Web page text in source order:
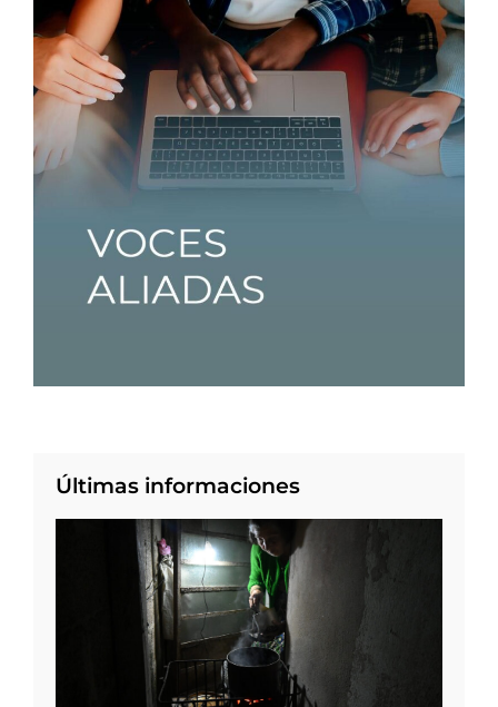
Últimas informaciones